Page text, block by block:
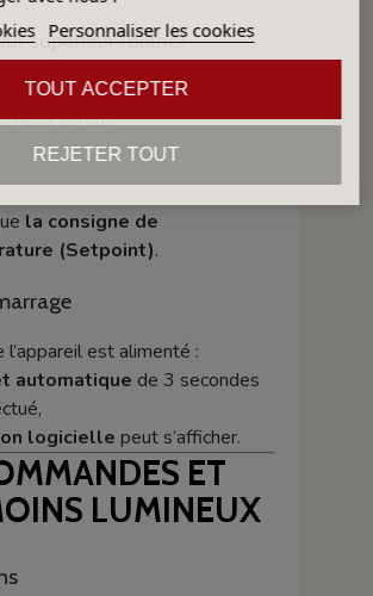
supérieur (blanc)
la température réelle
dans le four.
inférieur (rouge)
la consigne de
(Setpoint).
l’appareil est alimenté :
automatique de 3 secondes
logicielle peut s’afficher.
ET
LUMINEUX
Personnaliser les cookies
REJETER TOUT
TOUT ACCEPTER